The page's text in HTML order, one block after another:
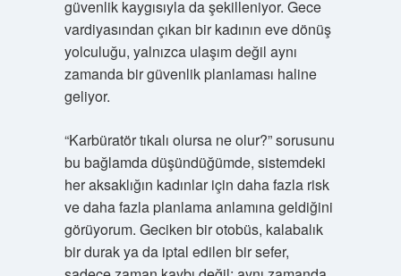
güvenlik kaygısıyla da şekilleniyor. Gece
vardiyasından çıkan bir kadının eve dönüş
yolculuğu, yalnızca ulaşım değil aynı
zamanda bir güvenlik planlaması haline
geliyor.
“Karbüratör tıkalı olursa ne olur?” sorusunu
bu bağlamda düşündüğümde, sistemdeki
her aksaklığın kadınlar için daha fazla risk
ve daha fazla planlama anlamına geldiğini
görüyorum. Geciken bir otobüs, kalabalık
bir durak ya da iptal edilen bir sefer,